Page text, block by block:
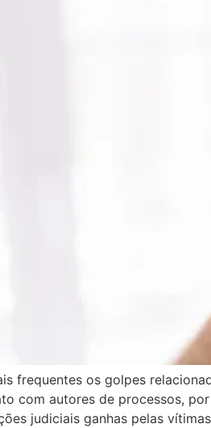
frequentes os golpes
com autores de processos,
judiciais ganhas pelas